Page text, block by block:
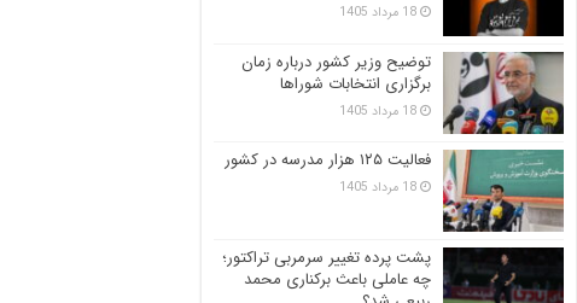
18 مرداد 1405
توضیح وزیر کشور درباره زمان
برگزاری انتخابات شوراها
18 مرداد 1405
فعالیت ۱۲۵ هزار مدرسه در کشور
18 مرداد 1405
پشت پرده تغییر سرمربی تراکتور؛
چه عاملی باعث برکناری محمد